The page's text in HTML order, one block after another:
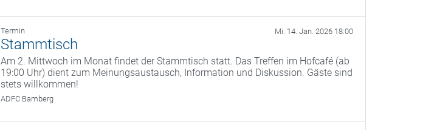
Termin Mi. 14. Jan. 2026 18:00
Stammtisch
Am 2. Mittwoch im Monat findet der Stammtisch statt. Das Treffen im Hofcafé (ab
19:00 Uhr) dient zum Meinungsaustausch, Information und Diskussion. Gäste sind
stets willkommen!
ADFC Bamberg